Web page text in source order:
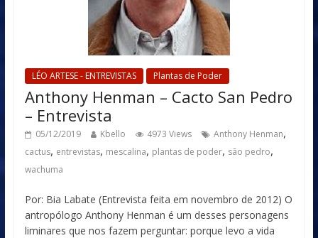
LÉO ARTESE - ENTREVISTAS Plantas de Poder
Anthony Henman – Cacto San Pedro
– Entrevista
05/12/2019 Kbello 4973 Views Anthony Henman,
cactus, entrevistas, mescalina, plantas de poder, são pedro,
wachuma
Por: Bia Labate (Entrevista feita em novembro de 2012) O
antropólogo Anthony Henman é um desses personagens
liminares que nos fazem perguntar: porque levo a vida